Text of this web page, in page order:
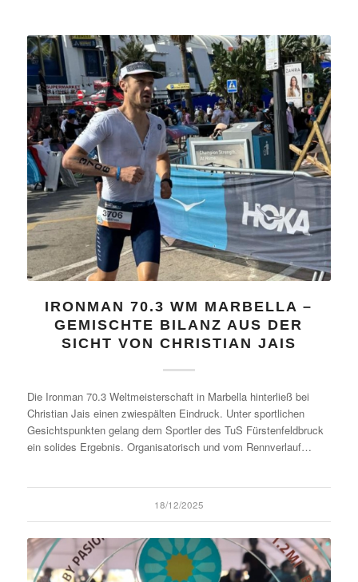
IRONMAN 70.3 WM MARBELLA –
GEMISCHTE BILANZ AUS DER
SICHT VON CHRISTIAN JAIS
Die Ironman 70.3 Weltmeisterschaft in Marbella hinterließ bei
Christian Jais einen zwiespälten Eindruck. Unter sportlichen
Gesichtspunkten gelang dem Sportler des TuS Fürstenfeldbruck
ein solides Ergebnis. Organisatorisch und vom Rennverlauf…
18/12/2025